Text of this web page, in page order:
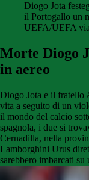
Diogo Jota
il Portogallo un
UEFA/UEFA
Morte Diogo
in aereo
Diogo Jota e il fratello
vita a seguito di un
il mondo del calcio
spagnola, i due si
Cernadilla, nella
Lamborghini Urus
sarebbero imbarcati